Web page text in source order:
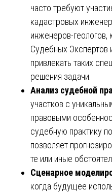
часто требуют
кадастровых
инженеров-
Судебных Экспертов
привлекать таких
решения задачи.
Анализ судебной
участков с
правовыми
судебную практику
позволяет
те или иные
Сценарное
когда будущее